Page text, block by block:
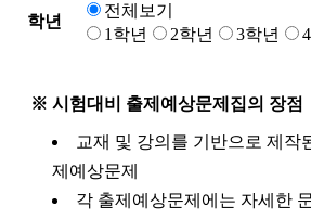
학년
전체보기
1학년
2학년 3학년
※ 시험대비 출제예상문제집의 장점
교재 및 강의를 기반으로 제작
제예상문제
각 출제예상문제에는 자세한